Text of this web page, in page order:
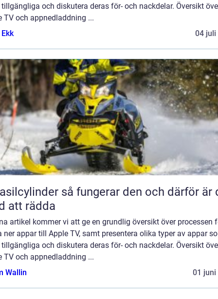
och diskutera deras för- och nackdelar. Översikt
TV och appnedladdning ...
04 juli
så fungerar den och därför är den
att rädda
artikel kommer vi att ge en grundlig översikt över processen
ner appar till Apple TV, samt presentera olika typer av appar
och diskutera deras för- och nackdelar. Översikt
TV och appnedladdning ...
Wallin
01 juni